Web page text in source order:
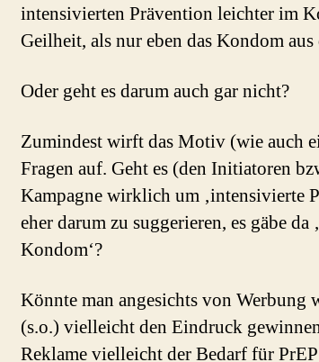
intensivierten Prävention leichter im
Geilheit, als nur eben das Kondom
Oder geht es darum auch gar nicht?
Zumindest wirft das Motiv (wie auch
Fragen auf. Geht es (den Initiatoren
Kampagne wirklich um ‚intensivierte
eher darum zu suggerieren, es gäbe da
Kondom‘?
Könnte man angesichts von Werbung
(s.o.) vielleicht den Eindruck
Reklame vielleicht der Bedarf für